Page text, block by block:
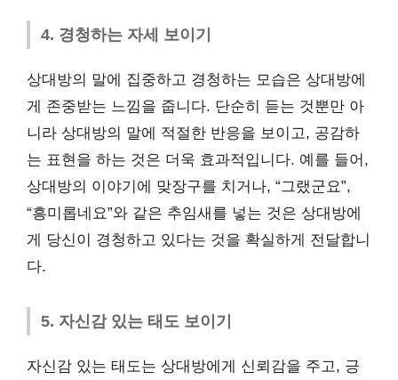
4. 경청하는 자세 보이기
상대방의 말에 집중하고 경청하는 모습은 상대방에
게 존중받는 느낌을 줍니다. 단순히 듣는 것뿐만 아
니라 상대방의 말에 적절한 반응을 보이고, 공감하
는 표현을 하는 것은 더욱 효과적입니다. 예를 들어,
상대방의 이야기에 맞장구를 치거나, “그랬군요”,
“흥미롭네요”와 같은 추임새를 넣는 것은 상대방에
게 당신이 경청하고 있다는 것을 확실하게 전달합니
다.
5. 자신감 있는 태도 보이기
자신감 있는 태도는 상대방에게 신뢰감을 주고, 긍